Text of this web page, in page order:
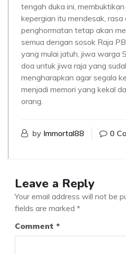
tengah duka ini,
kepergian itu mendesak,
penghormatan tetap akan
semua dengan sosok Raja
yang mulai jatuh, jiwa warga
doa untuk jiwa raja yang
mengharapkan agar segala
menjadi memori yang kekal
orang.
by Immortal88 0
Leave a Reply
Your email address will not be
fields are marked *
Comment *